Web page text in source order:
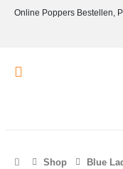
Online Poppers Bestellen,
Shop Blue